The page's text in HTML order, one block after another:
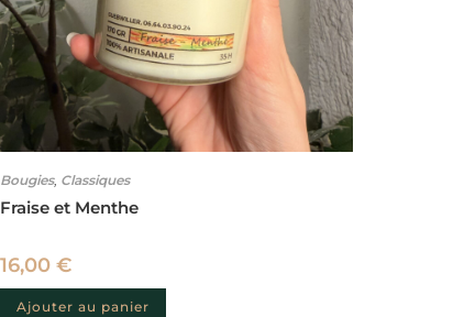
Bougies, Classiques
Fraise et Menthe
16,00 €
Ajouter au panier